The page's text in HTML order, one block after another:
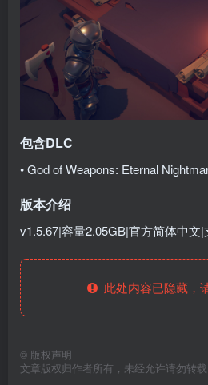
包含DLC
• God of Weapons: Eternal
版本介绍
v1.5.67|容量2.05GB|官方简体中文
此处内容已隐藏，
© 版权声明
文章版权归作者所有，未经允许请勿转载